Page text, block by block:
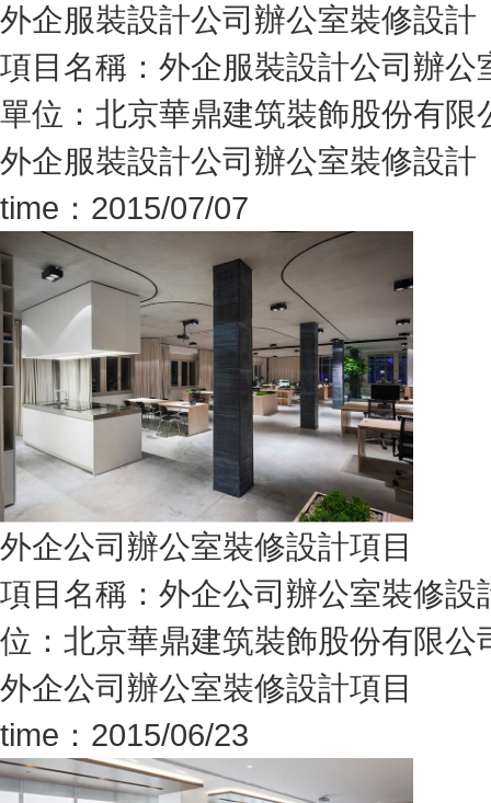
外企服裝設計公司辦公室裝修設計
項目名稱：外企服裝設計公司辦
單位：北京華鼎建筑裝飾股份有限
外企服裝設計公司辦公室裝修設計
time：2015/07/07
外企公司辦公室裝修設計項目
項目名稱：外企公司辦公室裝修
位：北京華鼎建筑裝飾股份有限公
外企公司辦公室裝修設計項目
time：2015/06/23